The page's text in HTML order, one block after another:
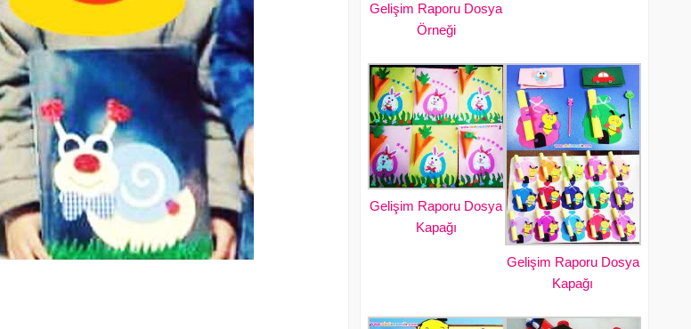
Gelişim Raporu Dosya
Örneği
Gelişim Raporu Dosya
Kapağı
Gelişim Raporu Dosya
Kapağı